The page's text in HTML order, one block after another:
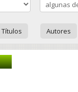
Títulos Autores